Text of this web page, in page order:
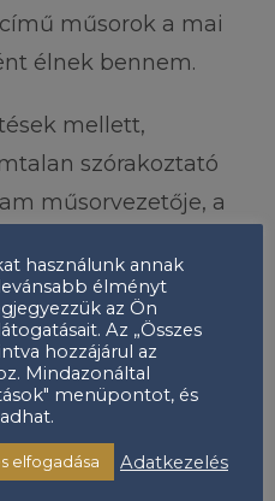
műsorok a mai
élnek bennem.
mellett,
szórakoztató
műsorvezetője, a
a
a különféle
gördülékeny
használunk annak
élményt
az Ön
Az „Összes
hozzájárul az
Mindazonáltal
menüpontot, és
elfogadása Adatkezelés